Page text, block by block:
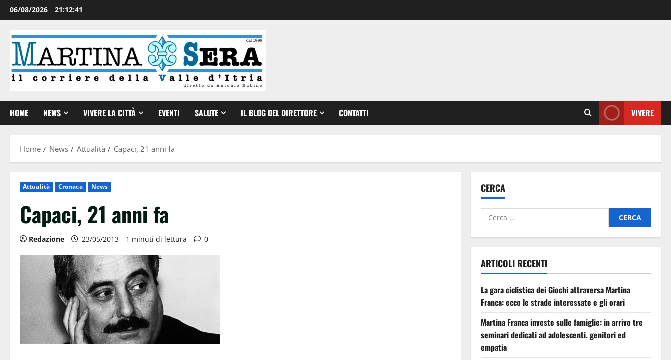
06/08/2026 21:12:42
HOME NEWS VIVERE LA CITTÀ EVENTI SALUTE IL BLOG DEL DIRETTORE CONTATTI VIVERE
Home News Attualità Capaci, 21 anni fa
Attualità Cronaca News
Capaci, 21 anni fa
Redazione 23/05/2013 1 minuti di lettura 0
CERCA
ARTICOLI RECENTI
La gara ciclistica dei Giochi attraversa Martina
Franca: ecco le strade interessate e gli orari
Martina Franca investe sulle famiglie: in arrivo tre
seminari dedicati ad adolescenti, genitori ed
empatia